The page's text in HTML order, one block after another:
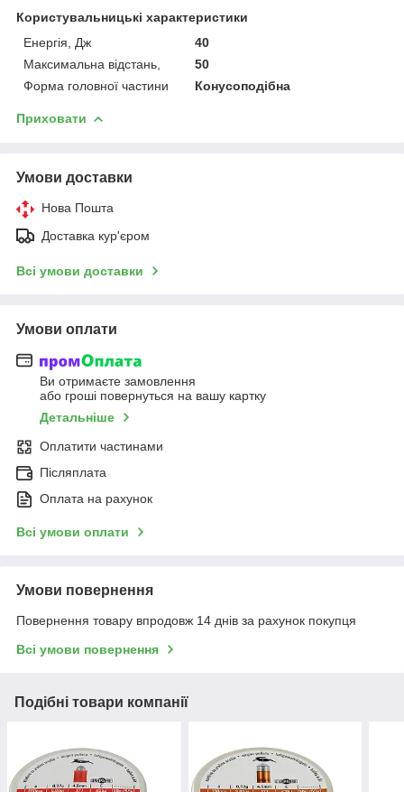
Користувальницькі характеристики
Енергія, Дж
40
Максимальна відстань,
50
Форма головної частини
Конусоподібна
Приховати
Умови доставки
Нова Пошта
Доставка кур'єром
Всі умови доставки
Умови оплати
Ви отримаєте замовлення
або гроші повернуться на вашу картку
Детальніше
Оплатити частинами
Післяплата
Оплата на рахунок
Всі умови оплати
Умови повернення
Повернення товару впродовж 14 днів за рахунок покупця
Всі умови повернення
Подібні товари компанії